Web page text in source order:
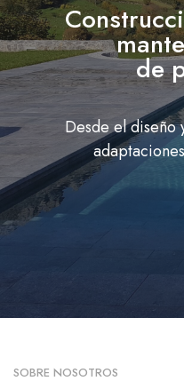
de
Desde el diseño
SOBRE NOSOTROS